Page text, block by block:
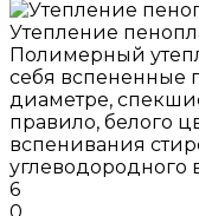
Утепление
Полимерный
себя вспененные
диаметре,
правило, белого
вспенивания
углеводородного
6
0